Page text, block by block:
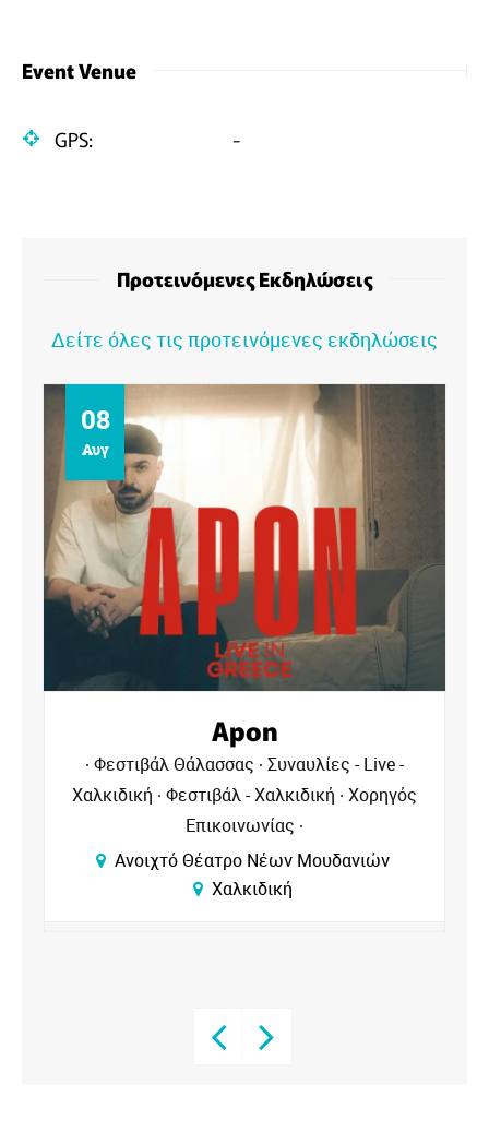
Event Venue
GPS: -
Προτεινόμενες Εκδηλώσεις
Δείτε όλες τις προτεινόμενες εκδηλώσεις
09
Αυγ
Αντιγόνη
Φεστιβάλ Θάλασσας
Θέατρα - Χαλκιδική
Φεστιβάλ - Χαλκιδική Χορηγός
Επικοινωνίας
Ανοιχτό Θέατρο Νέων Μουδανιών
Χαλκιδική